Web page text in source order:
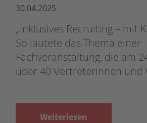
30.04.2025
„Inklusives Recruiting – mit
So lautete das Thema einer
Fachveranstaltung, die am
über 40 Vertreterinnen und
Weiterlesen